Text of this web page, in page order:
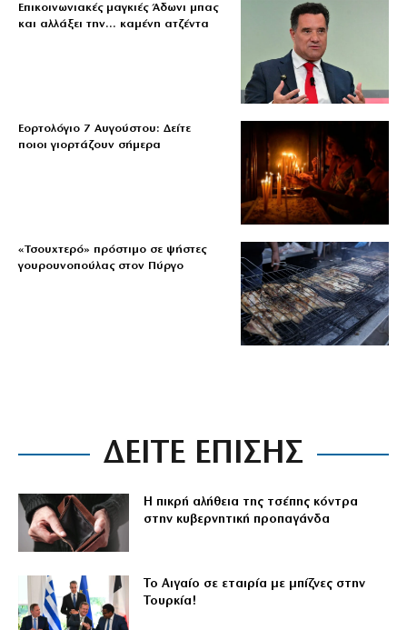
Επικοινωνιακές μαγκιές Άδωνι μπας
και αλλάξει την… καμένη ατζέντα
Εορτολόγιο 7 Αυγούστου: Δείτε
ποιοι γιορτάζουν σήμερα
«Τσουχτερό» πρόστιμο σε ψήστες
γουρουνοπούλας στον Πύργο
ΔΕΙΤΕ ΕΠΙΣΗΣ
Η πικρή αλήθεια της τσέπης κόντρα
στην κυβερνητική προπαγάνδα
Το Αιγαίο σε εταιρία με μπίζνες στην
Τουρκία!